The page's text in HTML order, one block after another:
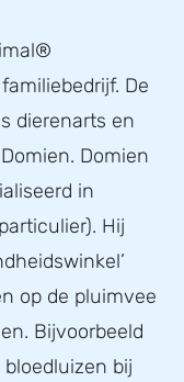
De
dierenarts en
Domien
in
Hij
op de pluimvee
Bijvoorbeeld
bij